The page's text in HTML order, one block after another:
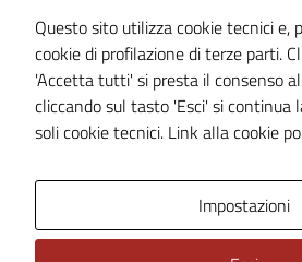
Cookie Policy
Note legali
Dichiarazione di accessibilità
Piano di miglioramento del sito
Questo sito utilizza cookie tecnici e,
cookie di profilazione di terze parti.
'Accetta tutti' si presta il consenso
cliccando sul tasto 'Esci' si continua
soli cookie tecnici. Link alla cookie
Impostazioni